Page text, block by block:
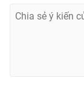
Liên hệ quảng cáo: